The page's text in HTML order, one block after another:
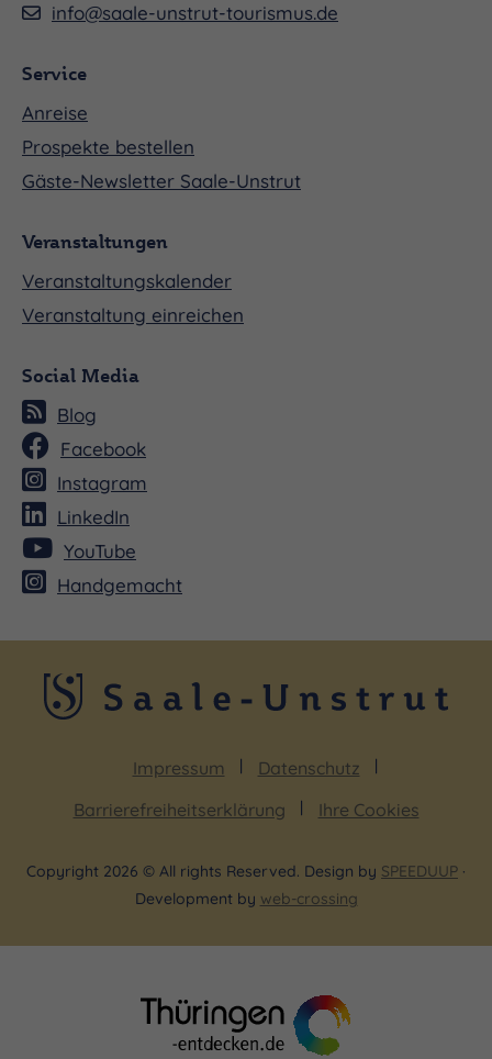
info@saale-unstrut-tourismus.de
Service
Anreise
Prospekte bestellen
Gäste-Newsletter Saale-Unstrut
Veranstaltungen
Veranstaltungskalender
Veranstaltung einreichen
Social Media
Blog
Facebook
Instagram
LinkedIn
YouTube
Handgemacht
Impressum
Datenschutz
Barrierefreiheitserklärung
Ihre Cookies
Copyright 2026 © All rights Reserved. Design by SPEEDUUP ·
Development by web-crossing